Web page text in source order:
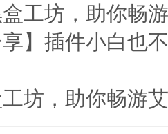
工坊，助你畅
插件小白也不
，助你畅游艾